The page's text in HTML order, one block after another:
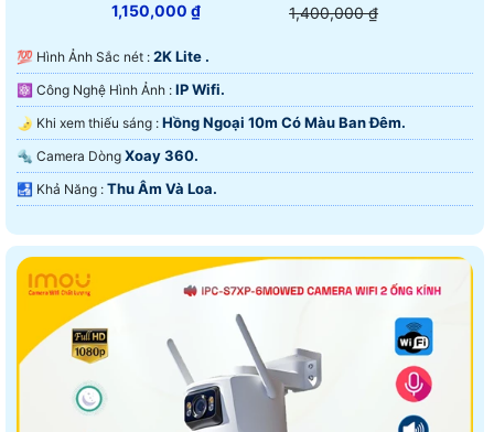
1,150,000 ₫ 1,400,000 ₫
💯 Hình Ảnh Sắc nét : 2K Lite .
⚛️ Công Nghệ Hình Ảnh : IP Wifi.
🌛 Khi xem thiếu sáng : Hồng Ngoại 10m Có Màu Ban Ðêm.
🔩 Camera Dòng Xoay 360.
️🛃 Khả Năng : Thu Âm Và Loa.